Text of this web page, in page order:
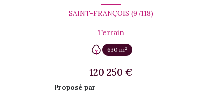
SAINT-FRANÇOIS (97118)
Terrain
630 m²
120 250 €
Proposé par